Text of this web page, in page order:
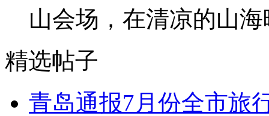
山会场，在清凉的山
精选帖子
青岛通报7月份全市旅